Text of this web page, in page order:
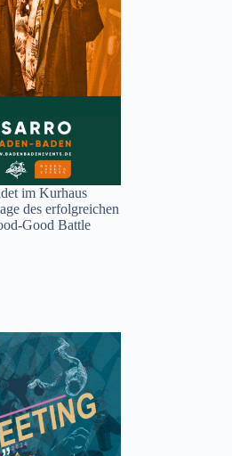
im Kurhaus
des erfolgreichen
Good Battle